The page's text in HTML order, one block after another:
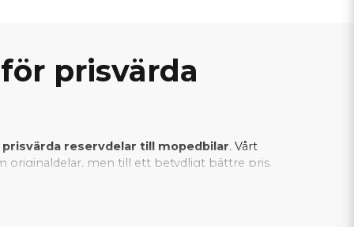
prisvärda
reservdelar till mopedbilar. Vårt
originaldelar, men till ett betydligt bättre pris.
är SCP det självklara valet när man vill